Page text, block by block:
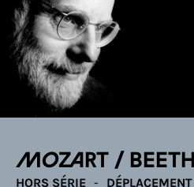
Mozart /
HORS SÉRIE DÉPLACEMENT